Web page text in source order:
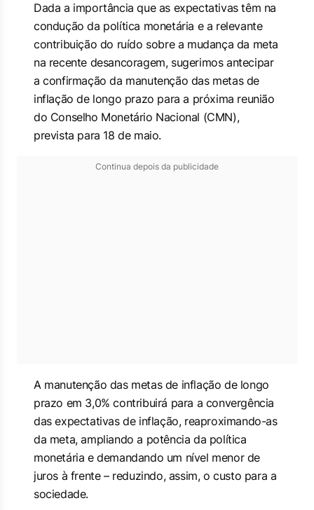
Dada a importância que as expectativas têm na
condução da política monetária e a relevante
contribuição do ruído sobre a mudança da meta
na recente desancoragem, sugerimos antecipar
a confirmação da manutenção das metas de
inflação de longo prazo para a próxima reunião
do Conselho Monetário Nacional (CMN),
prevista para 18 de maio.
Continua depois da publicidade
A manutenção das metas de inflação de longo
prazo em 3,0% contribuirá para a convergência
das expectativas de inflação, reaproximando-as
da meta, ampliando a potência da política
monetária e demandando um nível menor de
juros à frente – reduzindo, assim, o custo para a
sociedade.